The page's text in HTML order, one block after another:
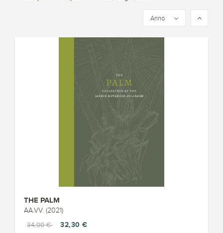
Anno
THE PALM
AA.VV. (2021)
34,00 €
32,30 €